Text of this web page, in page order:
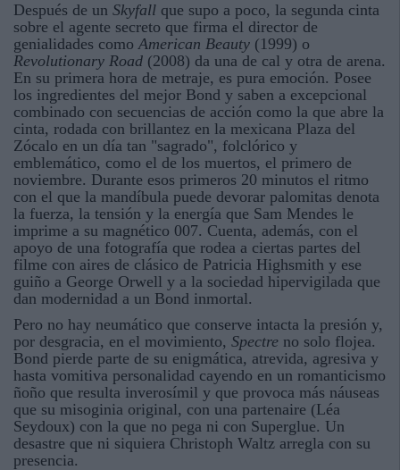
Después de un Skyfall que supo a poco, la segunda cinta
sobre el agente secreto que firma el director de
genialidades comoAmerican Beauty (1999) o
Revolutionary Road (2008) da una de cal y otra de arena.
En su primera hora de metraje, es pura emoción. Posee
los ingredientes del mejor Bond y saben a excepcional
combinado con secuencias de acción como la que abre la
cinta, rodada con brillantez en la mexicana Plaza del
Zócalo en un día tan "sagrado", folclórico y
emblemático, como el de los muertos, el primero de
noviembre. Durante esos primeros 20 minutos el ritmo
con el que la mandíbula puede devorar palomitas denota
la fuerza, la tensión y la energía que Sam Mendes le
imprime a su magnético 007. Cuenta, además, con el
apoyo de una fotografía que rodea a ciertas partes del
filme con aires de clásico de Patricia Highsmith y ese
guiño a George Orwell y a la sociedad hipervigilada que
dan modernidad a un Bond inmortal.
Pero no hay neumático que conserve intacta la presión y,
por desgracia, en el movimiento, Spectre no solo flojea.
Bond pierde parte de su enigmática, atrevida, agresiva y
hasta vomitiva personalidad cayendo en un romanticismo
ñoño que resulta inverosímil y que provoca más náuseas
que su misoginia original, con una partenaire (Léa
Seydoux) con la que no pega ni con Superglue. Un
desastre que ni siquiera Christoph Waltz arregla con su
presencia.